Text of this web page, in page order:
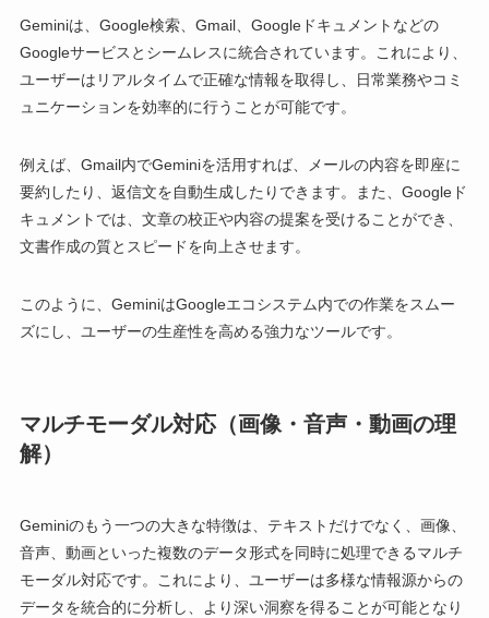
Geminiは、Google検索、Gmail、Googleドキュメントなどの
Googleサービスとシームレスに統合されています。これにより、
ユーザーはリアルタイムで正確な情報を取得し、日常業務やコミ
ュニケーションを効率的に行うことが可能です。
例えば、Gmail内でGeminiを活用すれば、メールの内容を即座に
要約したり、返信文を自動生成したりできます。また、Googleド
キュメントでは、文章の校正や内容の提案を受けることができ、
文書作成の質とスピードを向上させます。
このように、GeminiはGoogleエコシステム内での作業をスムー
ズにし、ユーザーの生産性を高める強力なツールです。
マルチモーダル対応（画像・音声・動画の理
解）
Geminiのもう一つの大きな特徴は、テキストだけでなく、画像、
音声、動画といった複数のデータ形式を同時に処理できるマルチ
モーダル対応です。これにより、ユーザーは多様な情報源からの
データを統合的に分析し、より深い洞察を得ることが可能となり